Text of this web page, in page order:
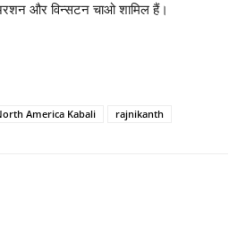
और विन्सटन चाओ शामिल हैं।
America Kabali rajnikanth